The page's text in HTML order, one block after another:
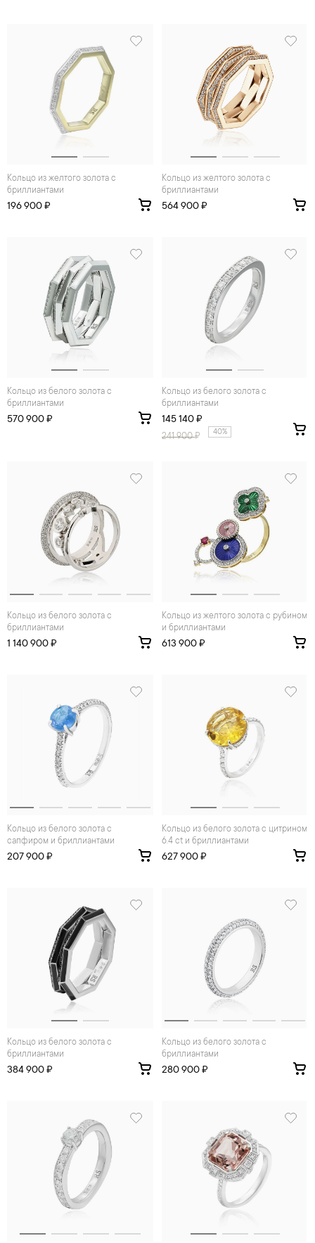
Кольцо из желтого золота с
бриллиантами
196 900 ₽
Кольцо из желтого золота с
бриллиантами
564 900 ₽
Кольцо из белого золота с
бриллиантами
570 900 ₽
Кольцо из белого золота с
бриллиантами
145 140 ₽
241 900₽ 40%
Кольцо из белого золота с
бриллиантами
1 140 900 ₽
Кольцо из желтого золота с рубином
и бриллиантами
613 900 ₽
Кольцо из белого золота с
сапфиром и бриллиантами
207 900 ₽
Кольцо из белого золота с цитрином
6.4 ct и бриллиантами
627 900 ₽
Кольцо из белого золота с
бриллиантами
384 900 ₽
Кольцо из белого золота с
бриллиантами
280 900 ₽